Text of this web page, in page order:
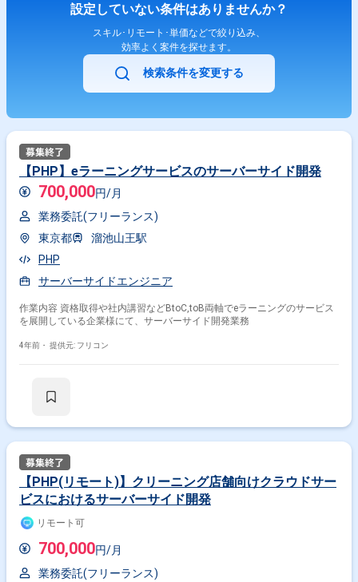
設定していない条件はありませんか？
スキル･リモート･単価などで絞り込み、
効率よく案件を探せます。
検索条件を変更する
【PHP】eラーニングサービスのサーバーサイド開発
700,000円/月
業務委託(フリーランス)
東京都
溜池山王駅
PHP
サーバーサイドエンジニア
作業内容 資格取得や社内講習などBtoC,toB両軸でeラーニングのサービス
を展開している企業様にて、サーバーサイド開発業務
4年前・ 提供元: フリコン
【PHP(リモート)】クリーニング店舗向けクラウドサー
ビスにおけるサーバーサイド開発
リモート可
700,000円/月
業務委託(フリーランス)